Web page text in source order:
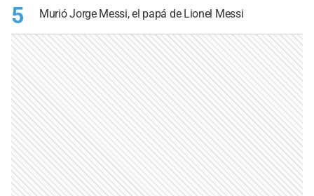
5 Murió Jorge Messi, el papá de Lionel Messi